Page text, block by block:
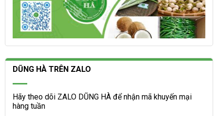
DŨNG HÀ TRÊN ZALO
Hãy theo dõi ZALO DŨNG HÀ để nhận mã khuyến mại
hàng tuần